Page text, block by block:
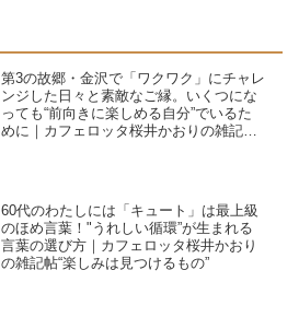
第3の故郷・金沢で「ワクワク」にチャレ
ンジした日々と素敵なご縁。いくつにな
っても“前向きに楽しめる自分”でいるた
めに｜カフェロッタ桜井かおりの雑記
60代のわたしには「キュート」は最上級
のほめ言葉！"うれしい循環”が生まれる
言葉の選び方｜カフェロッタ桜井かおり
の雑記帖“楽しみは見つけるもの”